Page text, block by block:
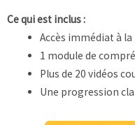
Ce qui est inclus :
Accès immédiat à
1 module de
Plus de 20 vidéos
Une progression